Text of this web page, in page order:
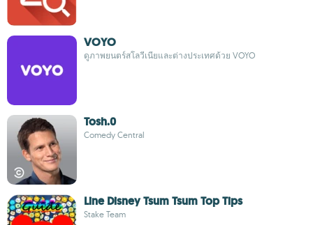
VOYO
ดูภาพยนตร์สโลวีเนียและต่างประเทศด้วย VOYO
Tosh.0
Comedy Central
Line Disney Tsum Tsum Top Tips
Stake Team